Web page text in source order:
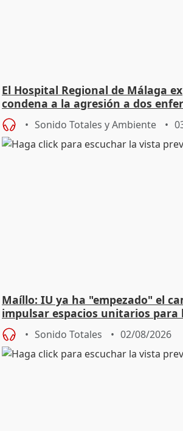
El Hospital Regional de Málaga
condena a la agresión a dos
Urgencias
Sonido Totales y Ambiente
Maíllo: IU ya ha "empezado" el
impulsar espacios unitarios para
Sonido Totales 02/08/2026